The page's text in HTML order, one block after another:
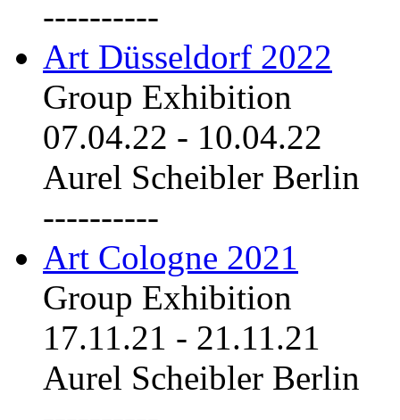
----------
Art Düsseldorf 2022
Group Exhibition
07.04.22 - 10.04.22
Aurel Scheibler Berlin
----------
Art Cologne 2021
Group Exhibition
17.11.21 - 21.11.21
Aurel Scheibler Berlin